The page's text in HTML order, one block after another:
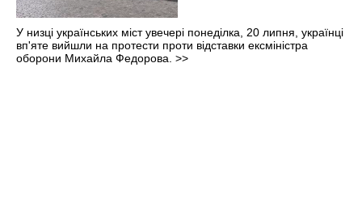
У низці українських міст увечері понеділка, 20 липня, українці
вп'яте вийшли на протести проти відставки ексміністра
оборони Михайла Федорова. >>